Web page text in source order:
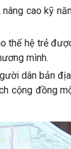
cao kỹ
thế hệ trẻ
mình.
dân bản
cộng đồng